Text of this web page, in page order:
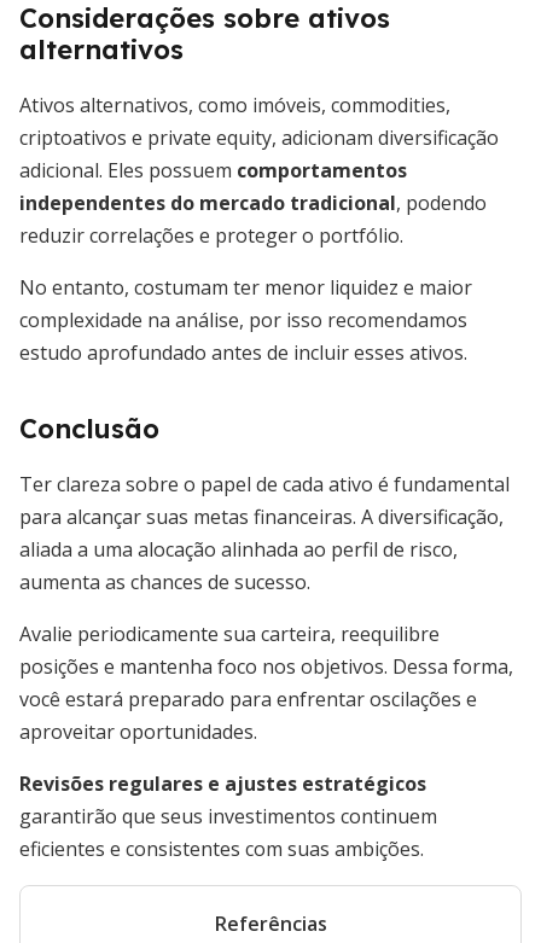
Considerações sobre ativos
alternativos
Ativos alternativos, como imóveis, commodities,
criptoativos e private equity, adicionam diversificação
adicional. Eles possuem comportamentos
independentes do mercado tradicional, podendo
reduzir correlações e proteger o portfólio.
No entanto, costumam ter menor liquidez e maior
complexidade na análise, por isso recomendamos
estudo aprofundado antes de incluir esses ativos.
Conclusão
Ter clareza sobre o papel de cada ativo é fundamental
para alcançar suas metas financeiras. A diversificação,
aliada a uma alocação alinhada ao perfil de risco,
aumenta as chances de sucesso.
Avalie periodicamente sua carteira, reequilibre
posições e mantenha foco nos objetivos. Dessa forma,
você estará preparado para enfrentar oscilações e
aproveitar oportunidades.
Revisões regulares e ajustes estratégicos
garantirão que seus investimentos continuem
eficientes e consistentes com suas ambições.
Referências